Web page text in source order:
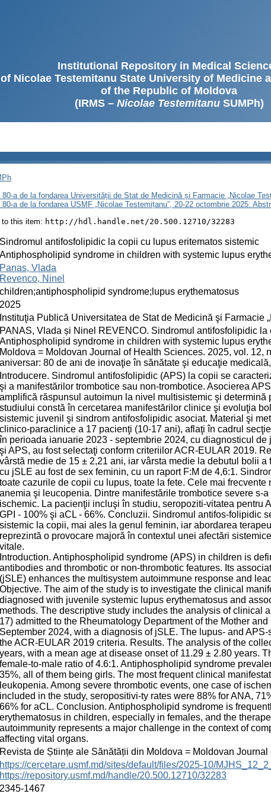
Institutional Repository in Medical
of Nicolae Testemitanu State University of Medicine
of the Republic of Moldova
(IRMS – Nicolae TestemitanuSUMPh)
a de la fondarea Universității de Stat de Medicină și Farmacie „Nicolae
a de la fondarea USMF „Nicolae Testemițanu”, 20-22 octombrie 2025:
this item: http://hdl.handle.net/20.500.12710/32283
Sindromul antifosfolipidic la copii cu lupus eritematos sistemic
Antiphospholipid syndrome in children with systemic lupus
Panas, Vlada
Revenco, Ninel
children;antiphospholipid syndrome;lupus erythematosus
2025
Instituţia Publică Universitatea de Stat de Medicină şi Farmacie
PANAS, Vlada și Ninel REVENCO. Sindromul antifosfolipidic
Antiphospholipid syndrome in children with systemic lupus
Moldova = Moldovan Journal of Health Sciences. 2025, vol. 12,
aniversar: 80 de ani de inovaţie în sănătate şi educaţie
Introducere. Sindromul antifosfolipidic (APS) la copii se
şi a manifestărilor trombotice sau non-trombotice. Asocierea
amplifică răspunsul autoimun la nivel multisistemic şi determină
studiului constă în cercetarea manifestărilor clinice şi evoluţia
sistemic juvenil şi sindrom antifosfolipidic asociat. Material şi
clinico-paraclinice a 17 pacienţi (10-17 ani), aflaţi în cadrul
în perioada ianuarie 2023 - septembrie 2024, cu diagnosticul
şi APS, au fost selectaţi conform criteriilor ACR-EULAR 2019.
vârstă medie de 15 ± 2,21 ani, iar vârsta medie la debutul bolii
cu jSLE au fost de sex feminin, cu un raport F:M de 4,6:1.
toate cazurile de copii cu lupus, toate la fete. Cele mai
anemia şi leucopenia. Dintre manifestările trombotice severe s-
ischemic. La pacienţii incluşi în studiu, seropoziti-vitatea pentru
GPI - 100% şi aCL - 66%. Concluzii. Sindromul antifos-folipidic
sistemic la copii, mai ales la genul feminin, iar abordarea
reprezintă o provocare majoră în contextul unei afectări
vitale.
Introduction. Antiphospholipid syndrome (APS) in children is
antibodies and thrombotic or non-thrombotic features. Its
(jSLE) enhances the multisystem autoimmune response and
Objective. The aim of the study is to investigate the clinical
diagnosed with juvenile systemic lupus erythematosus and
methods. The descriptive study includes the analysis of clinical
17) admitted to the Rheumatology Department of the Mother
September 2024, with a diagnosis of jSLE. The lupus- and
the ACR-EULAR 2019 criteria. Results. The analysis of the
years, with a mean age at disease onset of 11.29 ± 2.80 years.
female-to-male ratio of 4.6:1. Antiphospholipid syndrome
35%, all of them being girls. The most frequent clinical
leukopenia. Among severe thrombotic events, one case of
included in the study, seropositivi-ty rates were 88% for ANA,
66% for aCL. Conclusion. Antiphospholipid syndrome is
erythematosus in children, especially in females, and the
autoimmunity represents a major challenge in the context of
affecting vital organs.
Revista de Științe ale Sănătății din Moldova = Moldovan
https://cercetare.usmf.md/sites/default/files/2025-10/
https://repository.usmf.md/handle/20.500.12710/32283
2345-1467